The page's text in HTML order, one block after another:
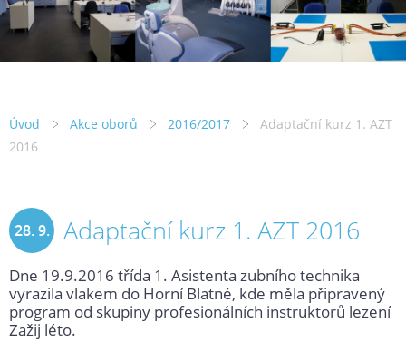
Úvod Akce oborů 2016/2017
Adaptační kurz 1. AZT
2016
28. 9.
2016
Adaptační kurz 1. AZT 2016
Dne 19.9.2016 třída 1. Asistenta zubního technika
vyrazila vlakem do Horní Blatné, kde měla připravený
program od skupiny profesionálních instruktorů lezení
Zažij léto.